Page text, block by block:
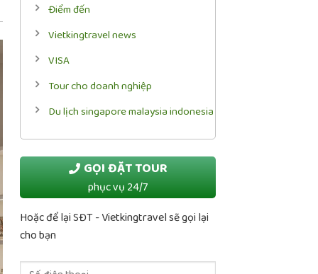
Điểm đến
Vietkingtravel news
VISA
Tour cho doanh nghiệp
Du lịch singapore malaysia indonesia
GỌI ĐẶT TOUR
phục vụ 24/7
Hoặc để lại SĐT - Vietkingtravel sẽ gọi lại
cho bạn